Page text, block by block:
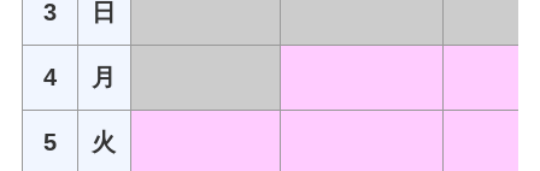
3 日
4 月
5 火